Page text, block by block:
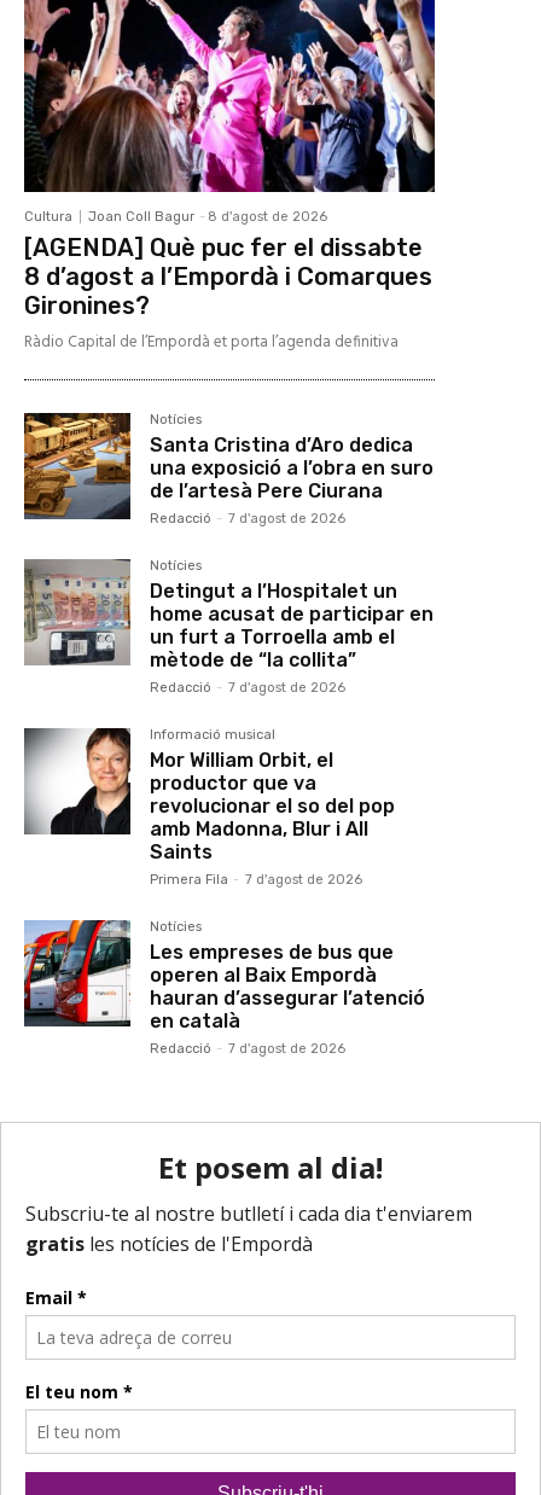
Cultura Joan Coll Bagur - 8 d'agost de 2026
[AGENDA] Què puc fer el dissabte
8 d’agost a l’Empordà i Comarques
Gironines?
Ràdio Capital de l’Empordà et porta l’agenda definitiva
Notícies
Santa Cristina d’Aro dedica
una exposició a l’obra en suro
de l’artesà Pere Ciurana
Redacció - 7 d'agost de 2026
Notícies
Detingut a l’Hospitalet un
home acusat de participar en
un furt a Torroella amb el
mètode de “la collita”
Redacció - 7 d'agost de 2026
Informació musical
Mor William Orbit, el
productor que va
revolucionar el so del pop
amb Madonna, Blur i All
Saints
Primera Fila - 7 d'agost de 2026
Notícies
Les empreses de bus que
operen al Baix Empordà
hauran d’assegurar l’atenció
en català
Redacció - 7 d'agost de 2026